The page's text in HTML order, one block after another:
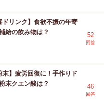
ドリンク】食欲不振の年寄
給の飲み物は？
52
回答
末】疲労回復に！手作りド
末クエン酸は？
46
回答